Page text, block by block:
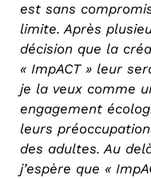
est sans
limite. Après
décision que la
« ImpACT » leur
je la veux comme
engagement
leurs
des adultes. Au
j’espère que «